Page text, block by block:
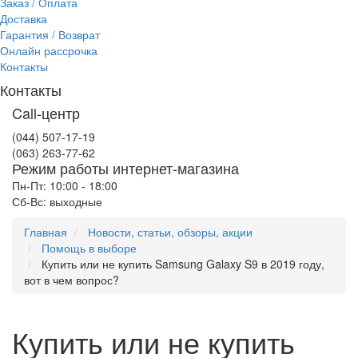
Доставка
Гарантия / Возврат
Онлайн рассрочка
Контакты
Контакты
Call-центр
(044) 507-17-19
(063) 263-77-62
Режим работы интернет-магазина
Пн-Пт: 10:00 - 18:00
Сб-Вс: выходные
Главная
Новости, статьи, обзоры, акции
Помощь в выборе
Купить или не купить Samsung Galaxy S9 в 2019 году,
вот в чем вопрос?
Купить или не купить